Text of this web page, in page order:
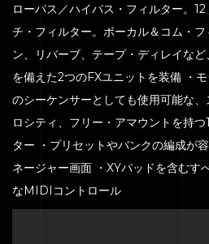
ローパス／ハイパス・フィルター。
チ・フィルター。ボーカル＆コム・
ン、リバーブ、テープ・ディレイな
を備えた2つのFXユニットを装備 ・
のシーケンサーとしても使用可能な
ロシティ、フリー・アマウントを持
ター ・プリセットやバンクの編成が
ネージャー画面 ・XYパッドを含むす
なMIDIコントロール